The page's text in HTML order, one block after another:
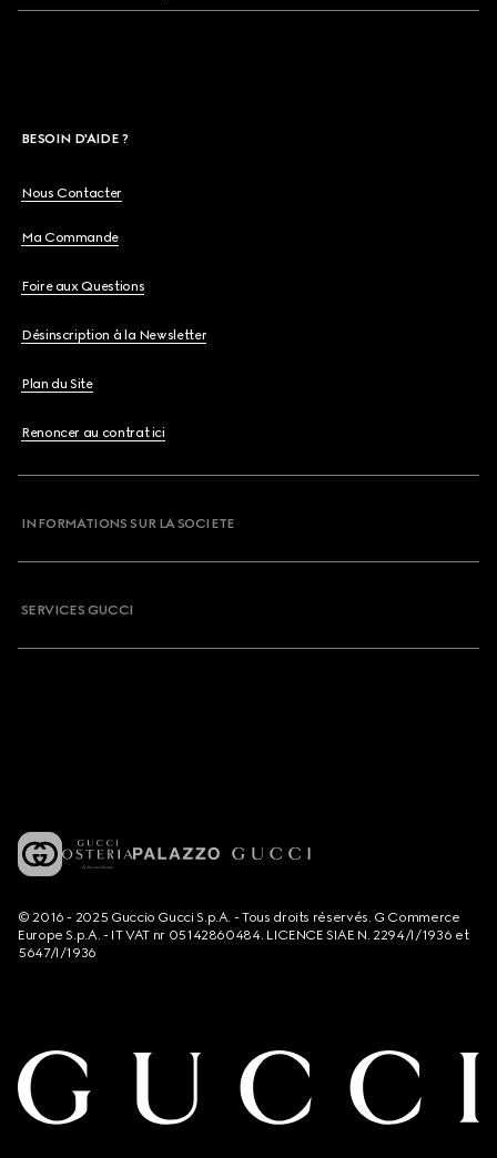
BESOIN D'AIDE ?
Nous Contacter
Ma Commande
Foire aux Questions
Désinscription à la Newsletter
Plan du Site
Renoncer au contrat ici
INFORMATIONS SUR LA SOCIETE
SERVICES GUCCI
© 2016 - 2025 Guccio Gucci S.p.A. - Tous droits réservés. G Commerce
Europe S.p.A. - IT VAT nr 05142860484. LICENCE SIAE N. 2294/I/1936 et
5647/I/1936